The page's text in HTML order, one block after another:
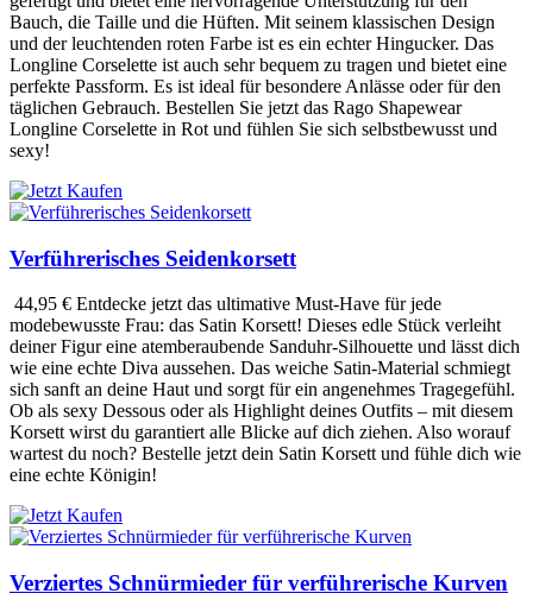
Bauch, die Taille und die Hüften. Mit seinem klassischen Design
und der leuchtenden roten Farbe ist es ein echter Hingucker. Das
Longline Corselette ist auch sehr bequem zu tragen und bietet eine
perfekte Passform. Es ist ideal für besondere Anlässe oder für den
täglichen Gebrauch. Bestellen Sie jetzt das Rago Shapewear
Longline Corselette in Rot und fühlen Sie sich selbstbewusst und
sexy!
Verführerisches Seidenkorsett
44,95 € Entdecke jetzt das ultimative Must-Have für jede
modebewusste Frau: das Satin Korsett! Dieses edle Stück verleiht
deiner Figur eine atemberaubende Sanduhr-Silhouette und lässt dich
wie eine echte Diva aussehen. Das weiche Satin-Material schmiegt
sich sanft an deine Haut und sorgt für ein angenehmes Tragegefühl.
Ob als sexy Dessous oder als Highlight deines Outfits – mit diesem
Korsett wirst du garantiert alle Blicke auf dich ziehen. Also worauf
wartest du noch? Bestelle jetzt dein Satin Korsett und fühle dich wie
eine echte Königin!
Verziertes Schnürmieder für verführerische Kurven